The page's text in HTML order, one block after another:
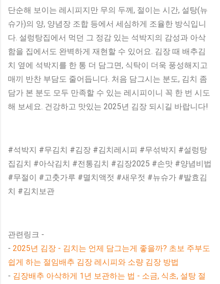
단순해 보이는 레시피지만 무의 두께, 절이는 시간, 설탕(뉴
슈가)의 양, 양념장 조합 등에서 세심하게 조율한 방식입니
다. 설렁탕집에서 먹던 그 정감 있는 석박지의 감성과 아삭
함을 집에서도 완벽하게 재현할 수 있어요. 김장 때 배추김
치 옆에 석박지를 한 통 더 담그면, 식탁이 더욱 풍성해지고
매끼 반찬 부담도 줄어듭니다. 처음 담그시는 분도, 김치 좀
담가 본 분도 모두 만족할 수 있는 레시피이니 꼭 한 번 시도
해 보세요. 건강하고 맛있는 2025년 김장 되시길 바랍니다!
#석박지 #무김치 #김장 #김치레시피 #무섞박지 #설렁탕
집김치 #아삭김치 #전통김치 #김장2025 #손맛 #양념비법
#무절이 #고춧가루 #멸치액젓 #새우젓 #뉴슈가 #발효김
치 #김치보관
관련링크 -
- 2025년 김장 - 김치는 언제 담그는게 좋을까? 초보 주부도
쉽게 하는 절임배추 김장 레시피와 소량 김장 방법
- 김장배추 아삭하게 1년 보관하는 법 - 소금, 식초, 설탕 절